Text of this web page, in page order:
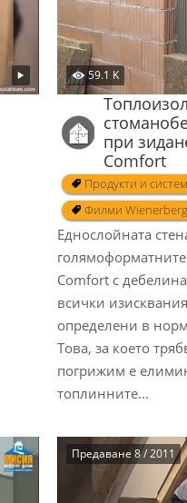
59.1 K
при
Comfort
Продукти и
Филми
Еднослойната
Comfort с
всички
определени в
Това, за което
погрижим е
топлинните...
Предаване 8 / 2011